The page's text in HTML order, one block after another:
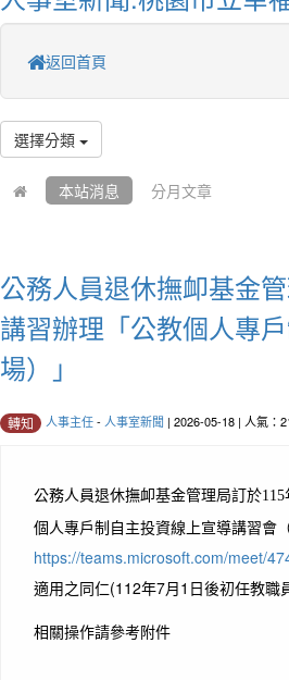
返回首頁
選擇分類
本站消息 分月文章
公務人員退休撫卹基金
講習辦理「公教個人專
場）」
轉知 人事主任- 人事室新聞 | 2026-05-18 | 人氣：
公務人員退休撫卹基金管理局訂於115
個人專戶制自主投資線上宣導講習會
https://teams.microsoft.com/meet/
適用之同仁(112年7月1日後初任教
相關操作請參考附件